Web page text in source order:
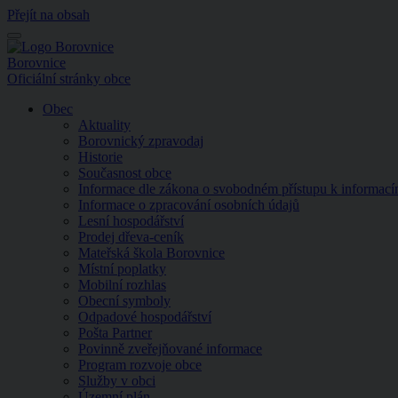
Přejít na obsah
Menu
Borovnice
Oficiální stránky obce
Obec
Aktuality
Borovnický zpravodaj
Historie
Současnost obce
Informace dle zákona o svobodném přístupu k
Informace o zpracování osobních údajů
Lesní hospodářství
Prodej dřeva-ceník
Mateřská škola Borovnice
Místní poplatky
Mobilní rozhlas
Obecní symboly
Odpadové hospodářství
Pošta Partner
Povinně zveřejňované informace
Program rozvoje obce
Služby v obci